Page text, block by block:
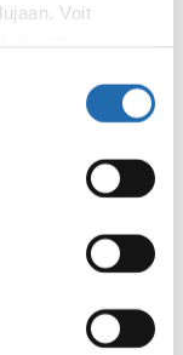
Voit